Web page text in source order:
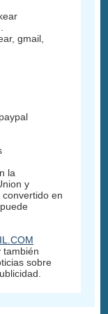
gmail,
la
y
en
también
sobre